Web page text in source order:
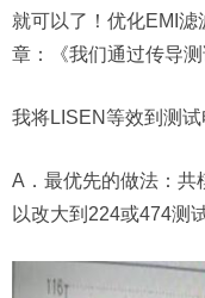
就可以了！优化EMI
章：《我们通过传导
我将LISEN等效到测试
A．最优先的做法：共
以改大到224或474测